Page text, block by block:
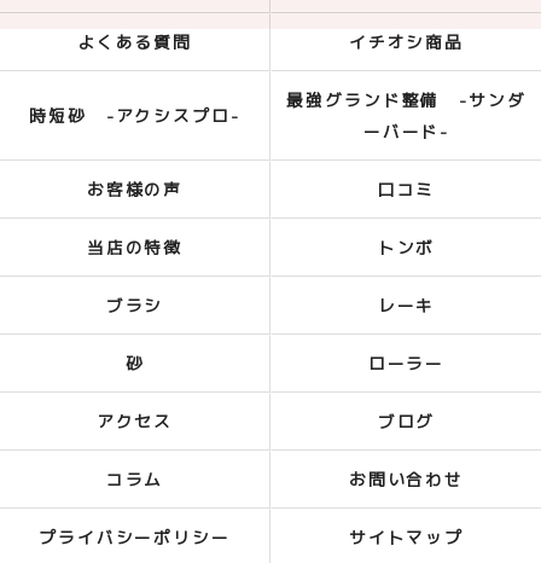
よくある質問 イチオシ商品
時短砂 -アクシスプロ-
最強グランド整備 -サンダ
ーバード-
お客様の声 口コミ
当店の特徴 トンボ
ブラシ レーキ
砂 ローラー
アクセス ブログ
コラム お問い合わせ
プライバシーポリシー サイトマップ